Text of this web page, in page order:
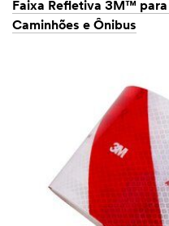
Faixa Refletiva 3M™
Caminhões e Ônibus